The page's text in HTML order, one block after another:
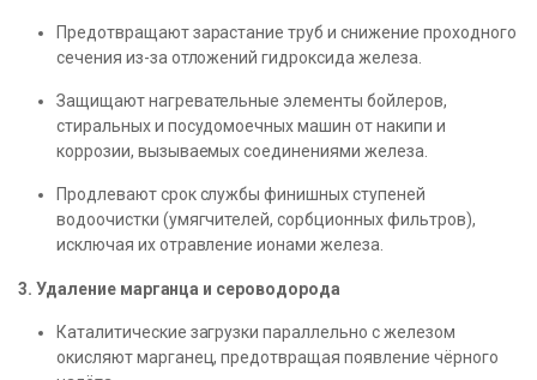
Предотвращают зарастание труб и снижение проходного
сечения из-за отложений гидроксида железа.
Защищают нагревательные элементы бойлеров,
стиральных и посудомоечных машин от накипи и
коррозии, вызываемых соединениями железа.
Продлевают срок службы финишных ступеней
водоочистки (умягчителей, сорбционных фильтров),
исключая их отравление ионами железа.
3. Удаление марганца и сероводорода
Каталитические загрузки параллельно с железом
окисляют марганец, предотвращая появление чёрного